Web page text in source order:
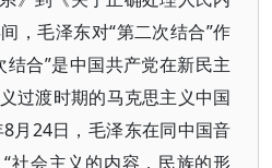
，毛泽东对“第二次结合”作
结合”是中国共产党在新民主
过渡时期的马克思主义中国
月24日，毛泽东在同中国音
社会主义的内容，民族的形